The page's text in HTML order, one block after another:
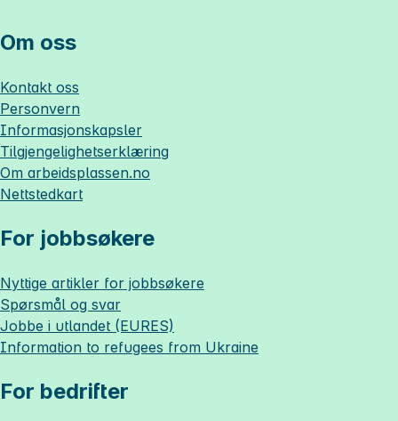
Om oss
Kontakt oss
Personvern
Informasjonskapsler
Tilgjengelighetserklæring
Om arbeidsplassen.no
Nettstedkart
For jobbsøkere
Nyttige artikler for jobbsøkere
Spørsmål og svar
Jobbe i utlandet (EURES)
Information to refugees from Ukraine
For bedrifter